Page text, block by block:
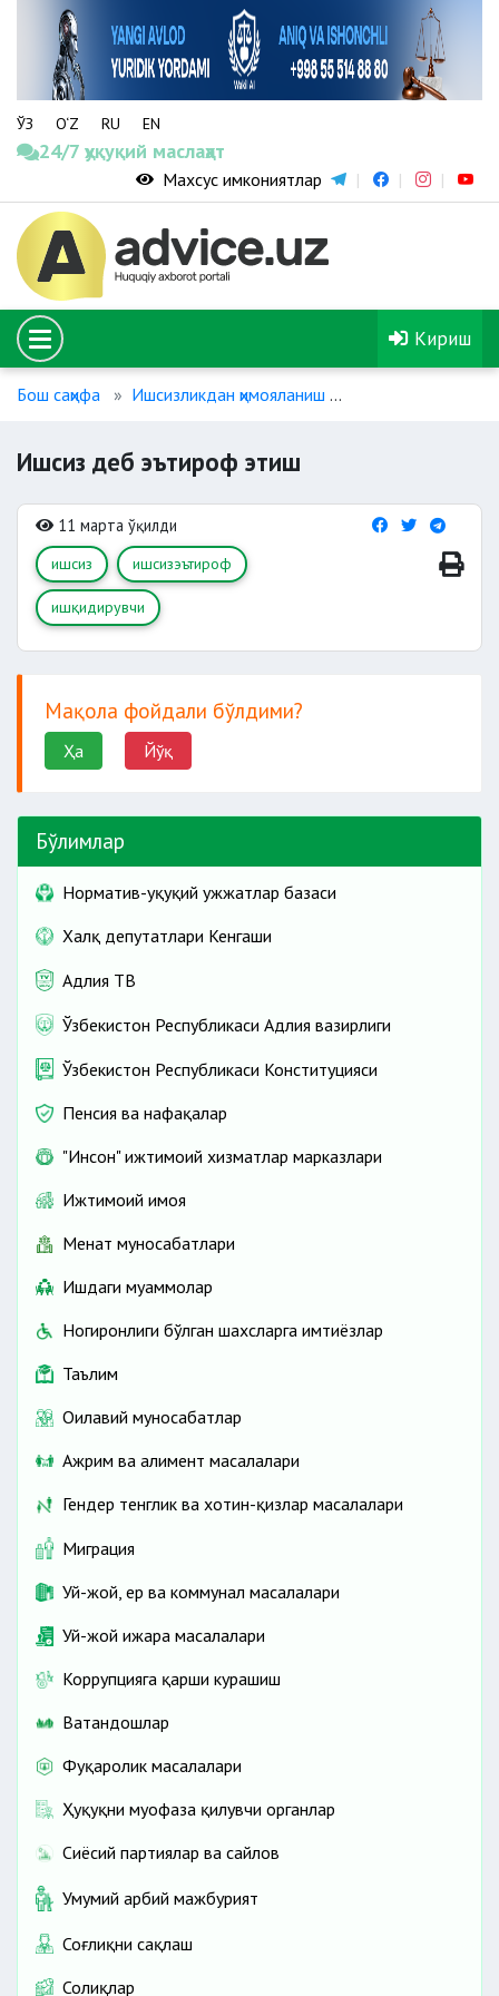
ЎЗ O‘Z RU EN
24/7 ҳуқуқий маслаҳат
Махсус имкониятлар
Кириш
Бош саҳифа Ишсизликдан ҳимояланиш
Ишсиз деб эътироф этиш
11 марта ўқилди
ишсиз ишсизэътироф
ишқидирувчи
Мақола фойдали бўлдими?
Ҳа Йўқ
Бўлимлар
Норматив-ҳуқуқий ҳужжатлар базаси
Халқ депутатлари Кенгаши
Адлия ТВ
Ўзбекистон Республикаси Адлия вазирлиги
Ўзбекистон Республикаси Конституцияси
Пенсия ва нафақалар
"Инсон" ижтимоий хизматлар марказлари
Ижтимоий ҳимоя
Меҳнат муносабатлари
Ишдаги муаммолар
Ногиронлиги бўлган шахсларга имтиёзлар
Таълим
Оилавий муносабатлар
Ажрим ва алимент масалалари
Гендер тенглик ва хотин-қизлар масалалари
Миграция
Уй-жой, ер ва коммунал масалалари
Уй-жой ижара масалалари
Коррупцияга қарши курашиш
Ватандошлар
Фуқаролик масалалари
Ҳуқуқни муҳофаза қилувчи органлар
Сиёсий партиялар ва сайлов
Умумий ҳарбий мажбурият
Соғлиқни сақлаш
Солиқлар